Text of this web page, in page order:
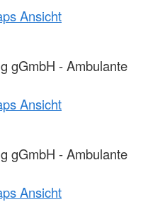
Ansicht
gGmbH - Ambulante
Ansicht
gGmbH - Ambulante
Ansicht